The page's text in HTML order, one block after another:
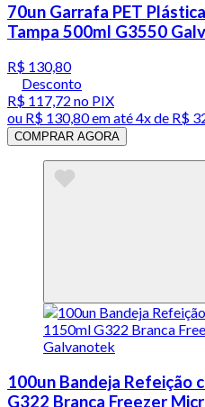
70un Garrafa PET
Tampa 500ml G3550
R$ 130,80
Desconto
R$ 117,72 no PIX
ou R$ 130,80em até4x de R$
COMPRAR AGORA
100un Bandeja Refeição
G322 Branca Freezer